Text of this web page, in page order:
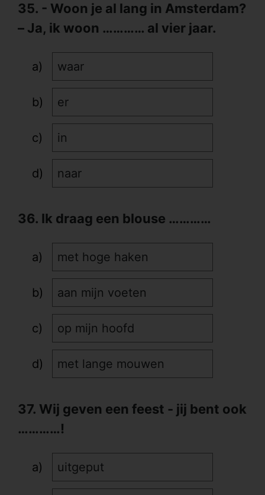
35. - Woon je al lang in Amsterdam?
– Ja, ik woon ………… al vier jaar.
waar
er
in
naar
36. Ik draag een blouse …………
met hoge haken
aan mijn voeten
op mijn hoofd
met lange mouwen
37. Wij geven een feest - jij bent ook
…………!
uitgeput